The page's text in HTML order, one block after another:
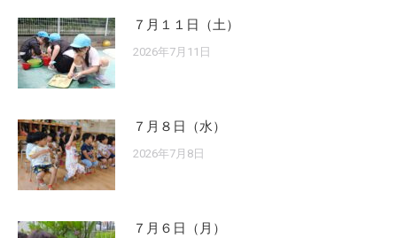
７月１１日（土）
2026年7月11日
７月８日（水）
2026年7月8日
７月６日（月）